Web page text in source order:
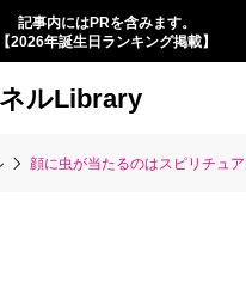
記事内にはPRを含みます。
【2026年誕生日ランキング掲載】
ルLibrary
顔に虫が当たるのはスピリチュ